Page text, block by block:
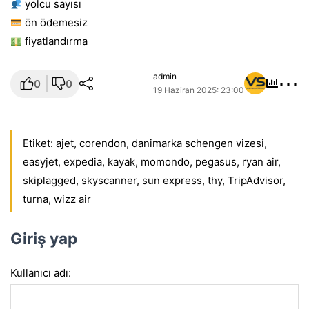
yolcu sayısı
ön ödemesiz
fiyatlandırma
0 0
admin
19 Haziran 2025: 23:00
⋯
Etiket: ajet, corendon, danimarka schengen vizesi,
easyjet, expedia, kayak, momondo, pegasus, ryan air,
skiplagged, skyscanner, sun express, thy, TripAdvisor,
turna, wizz air
Giriş yap
Kullanıcı adı: